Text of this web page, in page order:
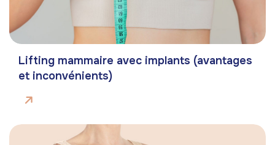
Lifting mammaire avec implants (avantages
et inconvénients)